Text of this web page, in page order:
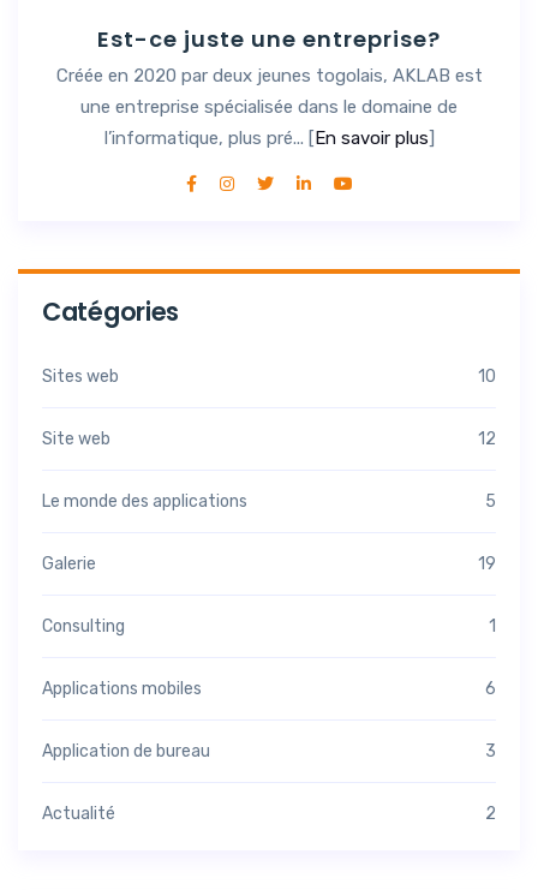
Est-ce juste une entreprise?
Créée en 2020 par deux jeunes togolais, AKLAB est
une entreprise spécialisée dans le domaine de
l’informatique, plus pré... [En savoir plus]
Catégories
Sites web 10
Site web 12
Le monde des applications 5
Galerie 19
Consulting 1
Applications mobiles 6
Application de bureau 3
Actualité 2